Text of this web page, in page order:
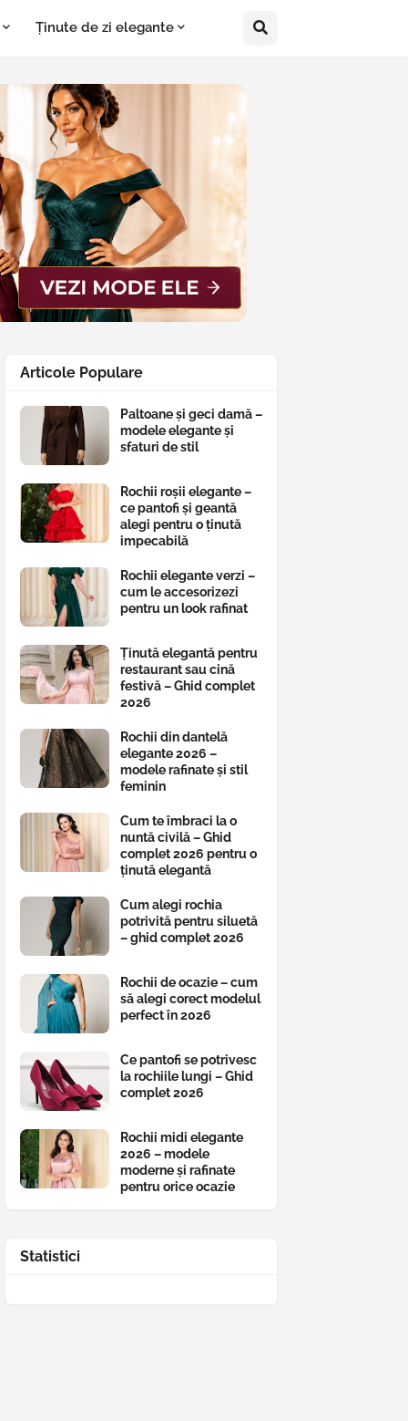
Ținute de zi elegante
Articole Populare
Paltoane și geci damă –
modele elegante și
sfaturi de stil
Rochii roșii elegante –
ce pantofi și geantă
alegi pentru o ținută
impecabilă
Rochii elegante verzi –
cum le accesorizezi
pentru un look rafinat
Ținută elegantă pentru
restaurant sau cină
festivă – Ghid complet
2026
Rochii din dantelă
elegante 2026 –
modele rafinate și stil
feminin
Cum te îmbraci la o
nuntă civilă – Ghid
complet 2026 pentru o
ținută elegantă
Cum alegi rochia
potrivită pentru siluetă
– ghid complet 2026
Rochii de ocazie – cum
să alegi corect modelul
perfect în 2026
Ce pantofi se potrivesc
la rochiile lungi – Ghid
complet 2026
Rochii midi elegante
2026 – modele
moderne și rafinate
pentru orice ocazie
Statistici